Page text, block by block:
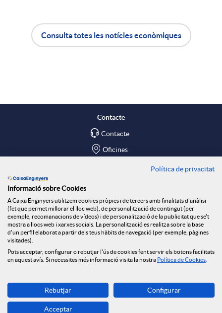
x
e
s
S
c
a
c
o
n
n
o
i
Consulta totes les notícies econòmiques
Contacte
Contacte
Oficines
Social Room
Seguretat Online
Descarrega-la ara
Banca MOBILE
Política de privacitat
Informació sobre Cookies
A Caixa Enginyers utilitzem cookies pròpies i de tercers amb finalitats d'anàlisi
(fet que permet millorar el lloc web), de personalització de contingut (per
exemple, recomanacions de vídeos) i de personalització de la publicitat que se't
mostra a llocs web i xarxes socials. La personalització es realitza sobre la base
d'un perfil elaborat a partir dels teus hàbits de navegació (per exemple, pàgines
visitades).
Pots acceptar, configurar o rebutjar l'ús de cookies fent servir els botons facilitats
en aquest avís. Si necessites més informació visita la nostra Política de Cookies
Rebutjar Configurar
Acceptar